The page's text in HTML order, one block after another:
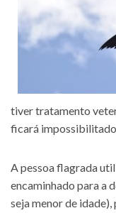
tiver tratamento
ficará
A pessoa flagrada
encaminhado para a
seja menor de